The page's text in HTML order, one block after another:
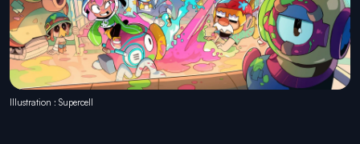
Illustration : Supercell